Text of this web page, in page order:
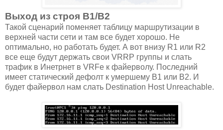
Выход из строя B1/B2
Такой сценарий поменяет таблицу маршрутизации в
верхней части сети и там все будет хорошо. Не
оптимально, но работать будет. А вот внизу R1 или R2
все еще будут держать свои VRRP группы и слать
трафик в Инетрнет в VRFе к файерволу. Последний
имеет статический дефолт к умершему B1 или B2. И
будет файервол нам слать Destination Host Unreachable.